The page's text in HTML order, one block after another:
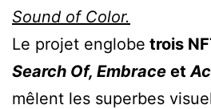
Sound of Color.
Le projet englobe trois
Search Of, Embrace et
mêlent les superbes